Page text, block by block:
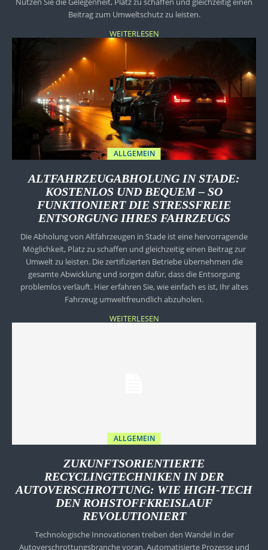
Beitrag zum Umweltschutz zu leisten.
WEITERLESEN
ALLGEMEIN
ALTFAHRZEUGABHOLUNG IN STADE:
KOSTENLOS UND BEQUEM – SO
FUNKTIONIERT DIE STRESSFREIE
ENTSORGUNG IHRES FAHRZEUGS
Die Abholung von Altfahrzeugen in Stade ist eine hervorragende
Möglichkeit, Platz zu schaffen und gleichzeitig einen Beitrag zur
Umwelt zu leisten. Die zertifizierten Betriebe übernehmen die
gesamte Abwicklung und sorgen dafür, dass die Entsorgung
problemlos verläuft. Hier erfahren Sie, wie einfach es ist, Ihr altes
Fahrzeug umweltfreundlich abzuholen.
WEITERLESEN
ALLGEMEIN
ZUKUNFTSORIENTIERTE
RECYCLINGTECHNIKEN IN DER
AUTOVERSCHROTTUNG: WIE HIGH-TECH
DEN ROHSTOFFKREISLAUF
REVOLUTIONIERT
Technologische Innovationen treiben den Wandel in der
Autoverschrottungsbranche voran. Automatisierte Prozesse und